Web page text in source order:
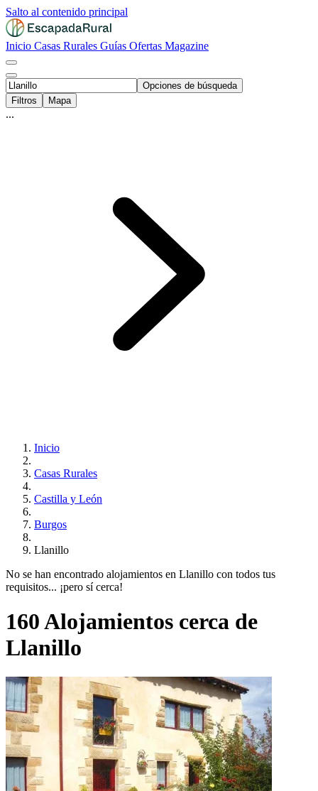
Salto al contenido principal
Inicio Casas Rurales Guías Ofertas Magazine
Opciones de búsqueda
Filtros
Mapa
...
Inicio
Casas Rurales
Castilla y León
Burgos
Llanillo
No se han encontrado alojamientos en Llanillo con todos tus
requisitos... ¡pero sí cerca!
160 Alojamientos cerca de
Llanillo